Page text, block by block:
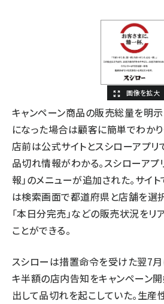
キャンペーン商品の販売総量を明
になった場合は顧客に簡単でわかり
店前は公式サイトとスシローアプリ
品切れ情報がわかる。スシローアプ
報」のメニューが追加された。サイ
は検索画面で都道府県と店舗を選択
「本日分完売」などの販売状況をリ
ことができる。
スシローは措置命令を受けた翌7月
キ半額の店内告知をキャンペーン
出して品切れを起こしていた。生産